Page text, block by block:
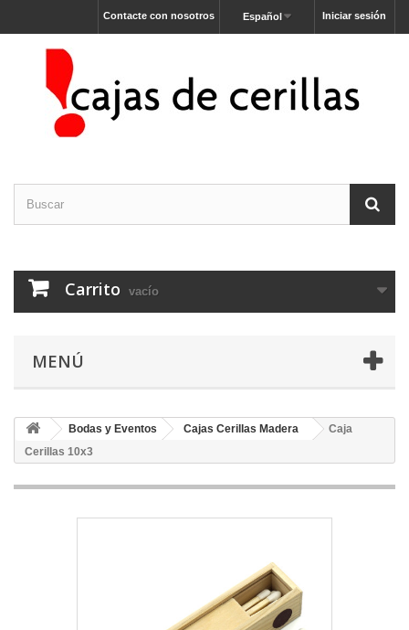
Iniciar sesión
Español
Contacte con nosotros
Carrito vacío
MENÚ
Bodas y Eventos Cajas Cerillas Madera
Caja
Cerillas 10x3